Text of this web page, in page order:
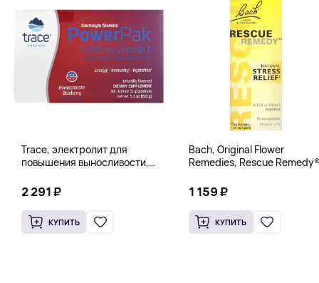
Trace, электролит для
повышения выносливости,
и черники, 30 пакетиков по 5 г
(0,18 унции)
2 291 ₽
КУПИТЬ
Bach, Original Flower
Remedies, Rescue
снятия стресса, 10 мл
(0,35 жидк. унции)
1 159 ₽
КУПИТЬ